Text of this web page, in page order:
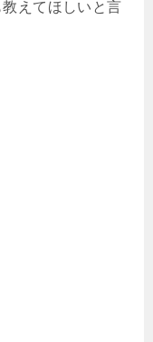
えてほしいと言